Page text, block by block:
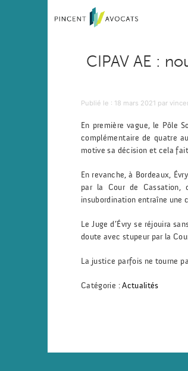
CIPAV AE :
Publié le
Publié le : 18 mars 2021 par
En première vague, le Pôle
complémentaire de quatre
motive sa décision et cela
En revanche, à Bordeaux,
par la Cour de Cassation,
insubordination entraîne une
Le Juge d’Évry se réjouira
doute avec stupeur par la
La justice parfois ne tourne
Catégorie :Actualités